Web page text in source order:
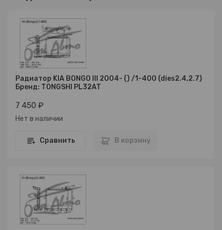
Радиатор KIA BONGO III 2004- () /1-400 (dies2.4,2.7)
Бренд: TONGSHI PL32AT
7 450 ₽
Нет в наличии
Сравнить В корзину